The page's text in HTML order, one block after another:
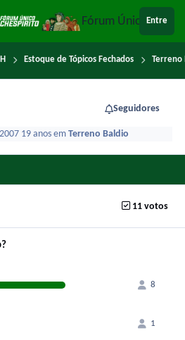
Fórum ÚnicoEntre
Estoque de Tópicos Fechados
Seguidores
19 anosemTerreno Baldio
11 votos
8
1